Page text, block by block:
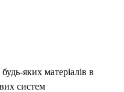
яких матеріалів в
систем